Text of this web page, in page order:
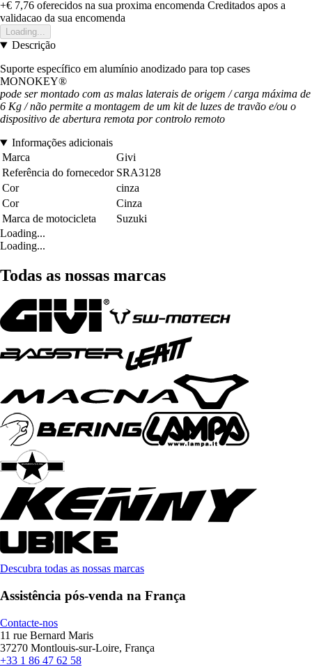
+€ 7,76 oferecidos na sua proxima encomenda Creditados apos a
validacao da sua encomenda
Loading...
Descrição
Suporte específico em alumínio anodizado para top cases
MONOKEY®
pode ser montado com as malas laterais de origem / carga máxima de
6 Kg / não permite a montagem de um kit de luzes de travão e/ou o
dispositivo de abertura remota por controlo remoto
Informações adicionais
Marca
Givi
Referência do fornecedor SRA3128
Cor
cinza
Cor
Cinza
Marca de motocicleta
Suzuki
Loading...
Loading...
Todas as nossas marcas
Descubra todas as nossas marcas
Assistência pós-venda na França
Contacte-nos
11 rue Bernard Maris
37270 Montlouis-sur-Loire, França
+33 1 86 47 62 58